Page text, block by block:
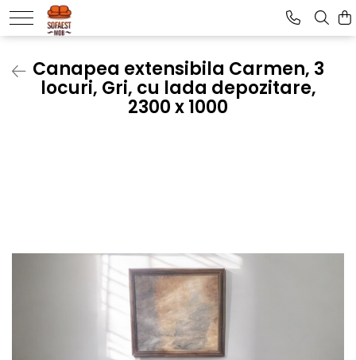
Canapea extensibila Carmen, 3
locuri, Gri, cu lada depozitare,
2300 x 1000